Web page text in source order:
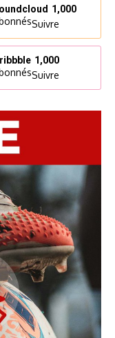
1,000
Suivre
1,000
Suivre